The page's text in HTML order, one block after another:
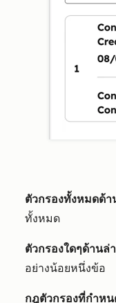
ตัวกรองทั้งหมดด้า
ทั้งหมด
ตัวกรองใดๆด้านล่
อย่างน้อยหนึ่งข้อ
กฎตัวกรองที่กำหน